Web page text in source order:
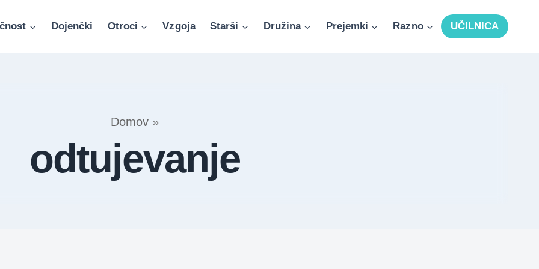
Dojenčki Otroci Vzgoja Starši Družina Prejemki Razno UČILNICA
Domov »
odtujevanje